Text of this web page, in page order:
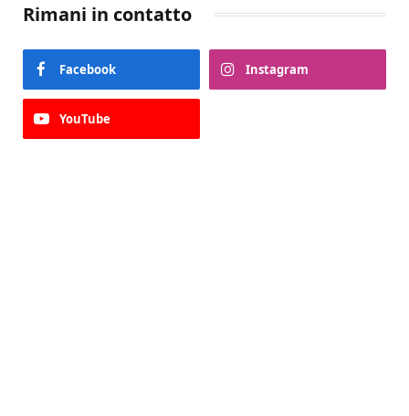
Rimani in contatto
Facebook Instagram
YouTube